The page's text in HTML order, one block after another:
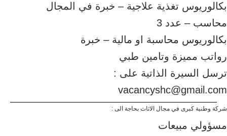
بكالوريوس تغذية علاجية – خبرة في المجال
محاسب – عدد 3
بكالوريوس محاسبة او مالية – خبرة
رواتب مميزة وتامين طبي
ترسل السيرة الذاتية على :
vacancyshc@gmail.com
شركة وطنية كبرى في مجال الاثاث بحاجة الى :
مسؤولي مبيعات